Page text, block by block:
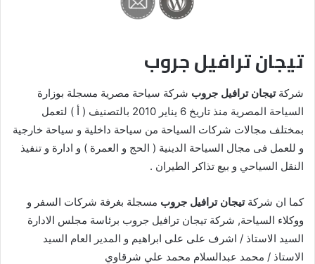
تيجان ترافيل جروب
شركةتيجان ترافيل جروب شركة سياحة مصرية مسجلة بوزارة
السياحة المصرية منذ تاريخ 6 يناير 2010 بالتصنيف ( أ ) لتعمل
بمختلف مجالات شركات السياحة من سياحة داخلية و سياحة خارجية
و للعمل فى مجال السياحة الدينية ( الحج و العمرة ) و ادارة و تنفيذ
النقل السياحي و بيع تذاكر الطيران .
كما ان شركةتيجان ترافيل جروب مسجلة بغرفة شركات السفر و
ووكلاء السياحة, شركة تيجان ترافيل جروب برئاسة مجلس الادارة
السيد الاستاذ / اشرف على على ابراهيم و المدير العام السيد
الاستاذ / محمد عبدالسلام محمد علي شرقاوي